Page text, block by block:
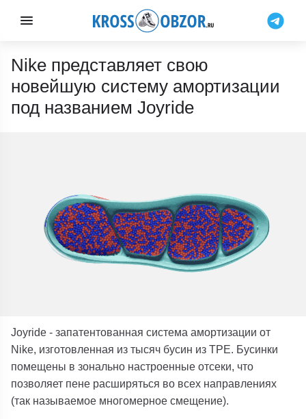
Nike представляет свою
новейшую систему амортизации
под названием Joyride
Joyride - запатентованная система амортизации от
Nike, изготовленная из тысяч бусин из TPE. Бусинки
помещены в зонально настроенные отсеки, что
позволяет пене расширяться во всех направлениях
(так называемое многомерное смещение).